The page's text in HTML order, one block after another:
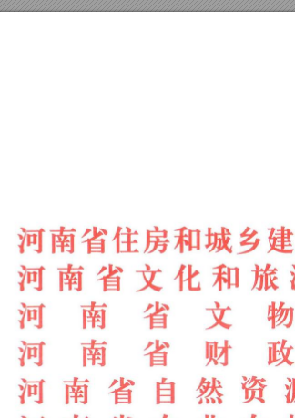
河南省住房和城乡
南 省 文 化 和 旅